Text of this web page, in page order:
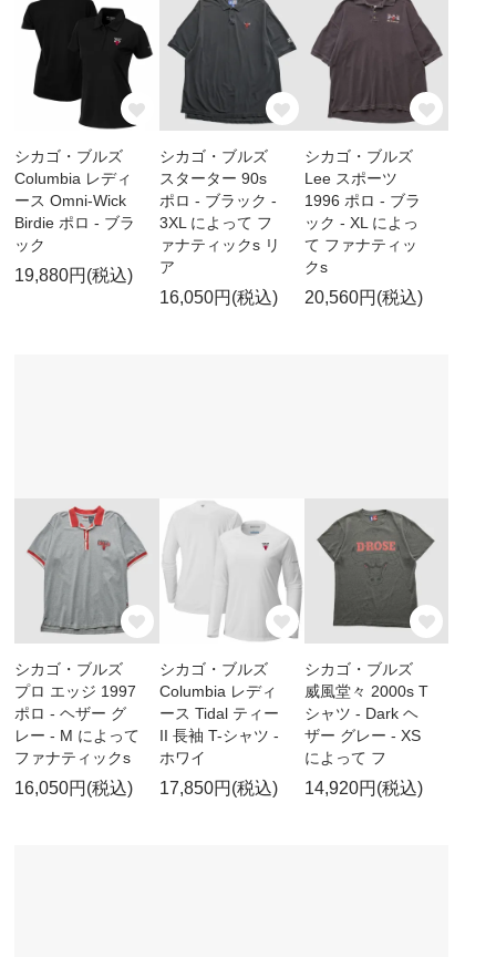
シカゴ・ブルズ
Columbia レディ
ース Omni-Wick
Birdie ポロ - ブラ
ック
19,880円(税込)
シカゴ・ブルズ
スターター 90s
ポロ - ブラック -
3XL によって フ
ァナティックs リ
ア
16,050円(税込)
シカゴ・ブルズ
Lee スポーツ
1996 ポロ - ブラ
ック - XL によっ
て ファナティッ
クs
20,560円(税込)
シカゴ・ブルズ
プロ エッジ 1997
ポロ - ヘザー グ
レー - M によって
ファナティックs
16,050円(税込)
シカゴ・ブルズ
Columbia レディ
ース Tidal ティー
II 長袖 T-シャツ -
ホワイ
17,850円(税込)
シカゴ・ブルズ
威風堂々 2000s T
シャツ - Dark ヘ
ザー グレー - XS
によって フ
14,920円(税込)